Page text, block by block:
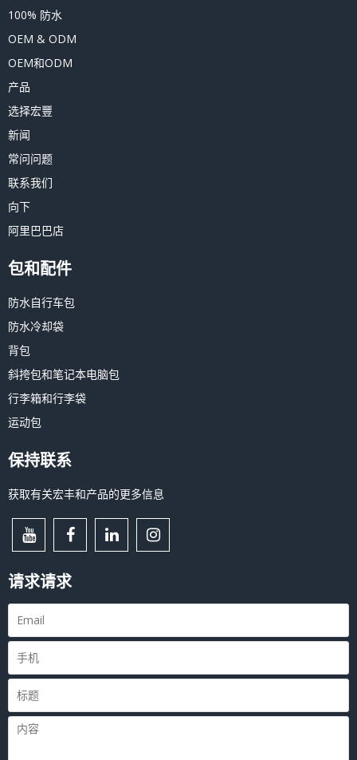
100% 防水
OEM & ODM
OEM和ODM
产品
选择宏豐
新闻
常问问题
联系我们
向下
阿里巴巴店
包和配件
防水自行车包
防水冷却袋
背包
斜挎包和笔记本电脑包
行李箱和行李袋
运动包
保持联系
获取有关宏丰和产品的更多信息
请求请求